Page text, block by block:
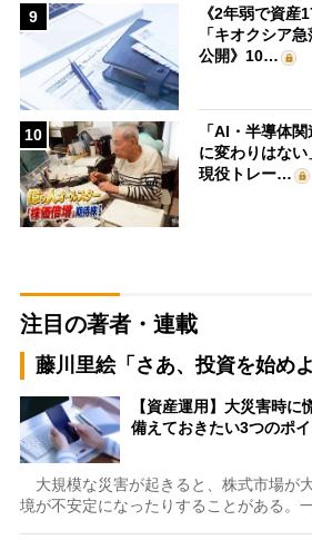
9
《2年弱で資産
「キオクシア
公開》10…
10
「AI・半導体
に変わりはな
現役トレー…
注目の著者・連載
藤川里絵「さあ、投資を始めよ
【資産運用】大災害時
備えておきたい3つのポ
大規模な災害が起きると、株式市場が
境が不安定になったりすることがある。